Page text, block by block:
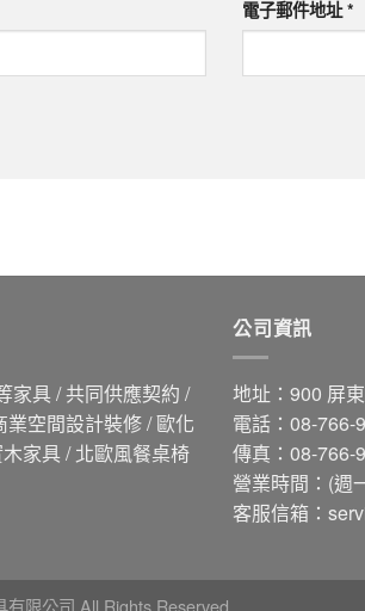
電子郵件地址*
家具 / 共同供應契約 /
空間設計裝修 / 歐化
家具 / 北歐風餐桌椅
公司資訊
地址：900 屏
電話：08-766-
傳真：08-766-
營業時間：(週
客服信箱：